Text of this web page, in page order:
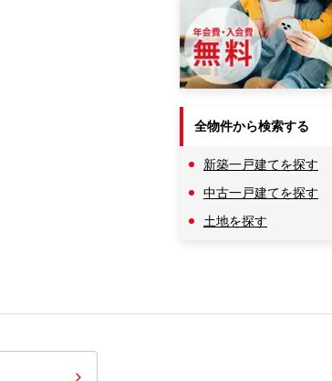
全物件から検索する
新築一戸建てを探す
中古一戸建てを探す
土地を探す